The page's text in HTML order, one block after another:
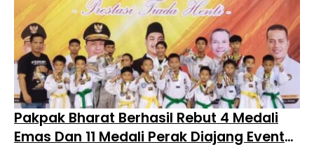
Pakpak Bharat Berhasil Rebut 4 Medali
Emas Dan 11 Medali Perak Diajang Event